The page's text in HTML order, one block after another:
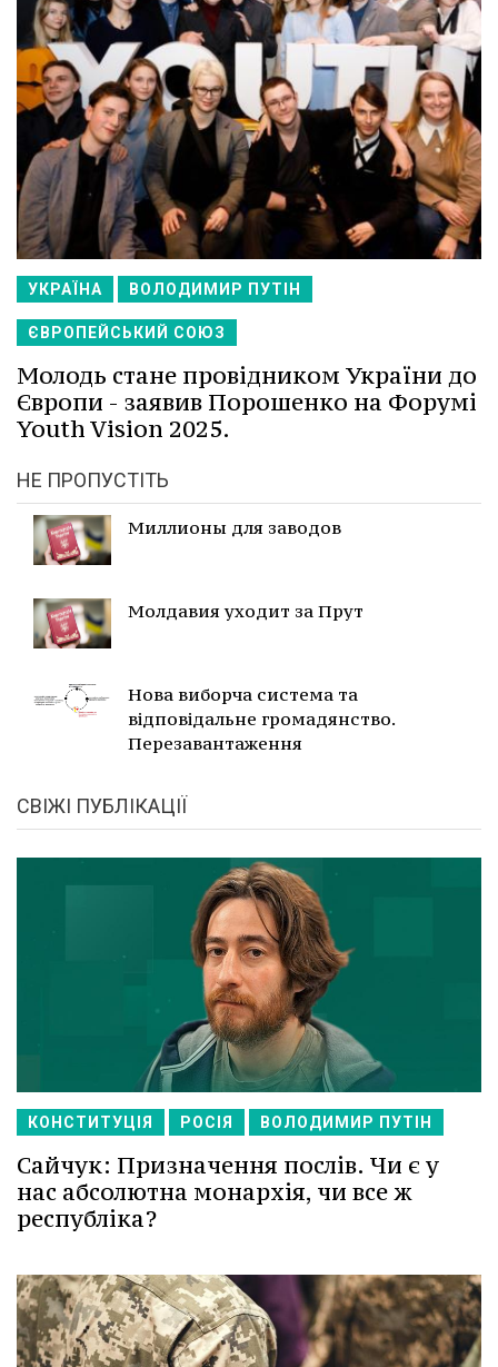
УКРАЇНА ВОЛОДИМИР ПУТІН
ЄВРОПЕЙСЬКИЙ СОЮЗ
Молодь стане провідником України до
Європи - заявив Порошенко на Форумі
Youth Vision 2025.
НЕ ПРОПУСТІТЬ
Миллионы для заводов
Молдавия уходит за Прут
Нова виборча система та
відповідальне громадянство.
Перезавантаження
СВІЖІ ПУБЛІКАЦІЇ
КОНСТИТУЦІЯ РОСІЯ ВОЛОДИМИР ПУТІН
Сайчук: Призначення послів. Чи є у
нас абсолютна монархія, чи все ж
республіка?